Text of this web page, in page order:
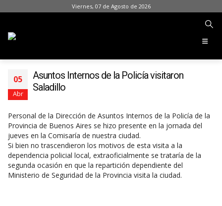
Viernes, 07 de Agosto de 2026
05
Abr
Asuntos Internos de la Policía visitaron
Saladillo
Personal de la Dirección de Asuntos Internos de la Policía de la
Provincia de Buenos Aires se hizo presente en la jornada del
jueves en la Comisaría de nuestra ciudad.
Si bien no trascendieron los motivos de esta visita a la
dependencia policial local, extraoficialmente se trataría de la
segunda ocasión en que la repartición dependiente del
Ministerio de Seguridad de la Provincia visita la ciudad.